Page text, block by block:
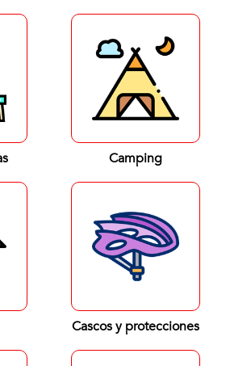
Camping
Cascos y protecciones